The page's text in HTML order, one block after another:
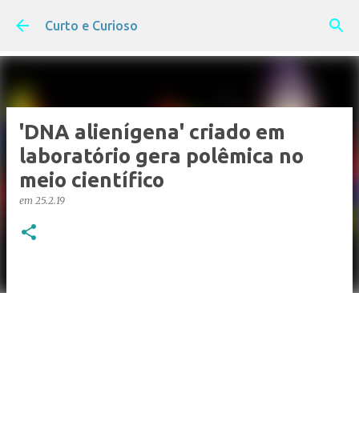
Pular para o conteúdo principal
Curto e Curioso
'DNA alienígena' criado em
laboratório gera polêmica no
meio científico
em 25.2.19